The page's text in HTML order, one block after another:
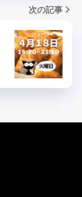
次の記事